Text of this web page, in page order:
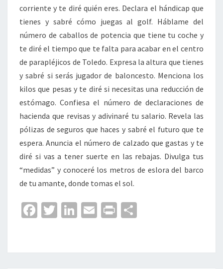
corriente y te diré quién eres. Declara el hándicap que
tienes y sabré cómo juegas al golf. Háblame del
número de caballos de potencia que tiene tu coche y
te diré el tiempo que te falta para acabar en el centro
de parapléjicos de Toledo. Expresa la altura que tienes
y sabré si serás jugador de baloncesto. Menciona los
kilos que pesas y te diré si necesitas una reducción de
estómago. Confiesa el número de declaraciones de
hacienda que revisas y adivinaré tu salario. Revela las
pólizas de seguros que haces y sabré el futuro que te
espera. Anuncia el número de calzado que gastas y te
diré si vas a tener suerte en las rebajas. Divulga tus
“medidas” y conoceré los metros de eslora del barco
de tu amante, donde tomas el sol.
Fa
o
T
er
Li
dI
E
l
Pr
p